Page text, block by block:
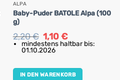
ALPA
Baby-Puder BATOLE Alpa (100
g)
2,20€ Ursprünglicher
Preis
war:
2,20 €
1,10€Aktueller
Preis
ist:
mindestens haltbar bis:
01.10.2026
IN DEN WARENKORB